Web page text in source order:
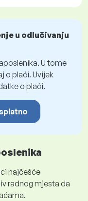
u odlučivanju
U tome
o plaći. Uvijek
o plaći.
najčešće
radnog mjesta da